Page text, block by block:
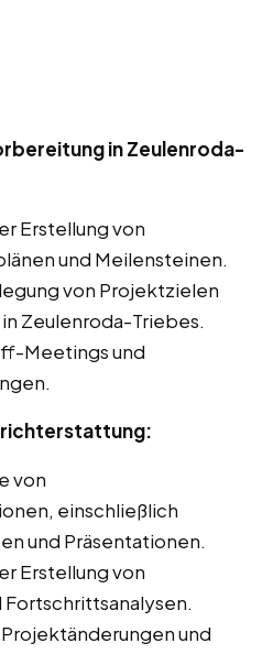
in Zeulenroda-
Erstellung von
und Meilensteinen.
von Projektzielen
Zeulenroda-Triebes.
Meetings und
von
einschließlich
und Präsentationen.
Erstellung von
und